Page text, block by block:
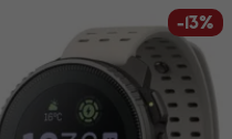
-13%